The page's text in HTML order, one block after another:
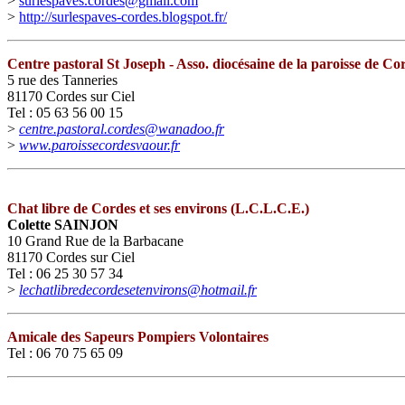
> http://surlespaves-cordes.blogspot.fr/
Centre pastoral St Joseph - Asso. diocésaine de la paroisse de
5 rue des Tanneries
81170 Cordes sur Ciel
Tel : 05 63 56 00 15
> centre.pastoral.cordes@wanadoo.fr
> www.paroissecordesvaour.fr
Chat libre de Cordes et ses environs (L.C.L.C.E.)
Colette SAINJON
10 Grand Rue de la Barbacane
81170 Cordes sur Ciel
Tel : 06 25 30 57 34
> lechatlibredecordesetenvirons@hotmail.fr
Amicale des Sapeurs Pompiers Volontaires
Tel : 06 70 75 65 09